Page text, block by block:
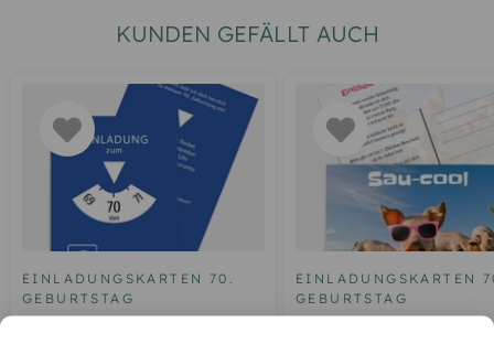
KUNDEN GEFÄLLT AUCH
EINLADUNGSKARTEN 70.
GEBURTSTAG
EINLADUNGSKARTEN
GEBURTSTAG
Einladungskarte zum